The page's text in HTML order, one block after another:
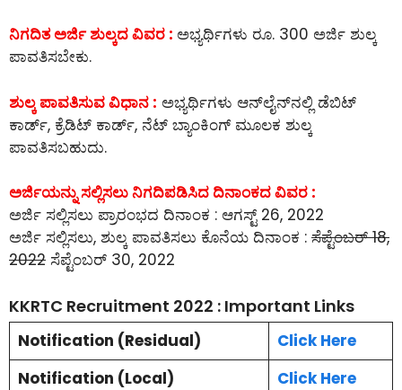
ನಿಗದಿತ ಅರ್ಜಿ ಶುಲ್ಕದ ವಿವರ : ಅಭ್ಯರ್ಥಿಗಳು ರೂ. 300 ಅರ್ಜಿ ಶುಲ್ಕ
ಪಾವತಿಸಬೇಕು.
ಶುಲ್ಕ ಪಾವತಿಸುವ ವಿಧಾನ : ಅಭ್ಯರ್ಥಿಗಳು ಆನ್‌ಲೈನ್‌ನಲ್ಲಿ ಡೆಬಿಟ್
ಕಾರ್ಡ್, ಕ್ರೆಡಿಟ್ ಕಾರ್ಡ್, ನೆಟ್ ಬ್ಯಾಂಕಿಂಗ್ ಮೂಲಕ ಶುಲ್ಕ
ಪಾವತಿಸಬಹುದು.
ಅರ್ಜಿಯನ್ನು ಸಲ್ಲಿಸಲು ನಿಗದಿಪಡಿಸಿದ ದಿನಾಂಕದ ವಿವರ :
ಅರ್ಜಿ ಸಲ್ಲಿಸಲು ಪ್ರಾರಂಭದ ದಿನಾಂಕ : ಆಗಸ್ಟ್ 26, 2022
ಅರ್ಜಿ ಸಲ್ಲಿಸಲು, ಶುಲ್ಕ ಪಾವತಿಸಲು ಕೊನೆಯ ದಿನಾಂಕ : ಸೆಪ್ಟೆಂಬರ್ 18,
2022 ಸೆಪ್ಟೆಂಬರ್ 30, 2022
KKRTC Recruitment 2022 : Important Links
Notification (Residual)
Click Here
Notification (Local)
Click Here